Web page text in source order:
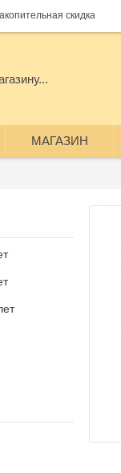
скидка
МАГАЗИН